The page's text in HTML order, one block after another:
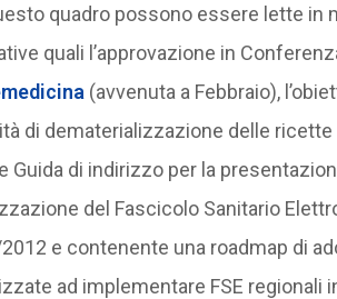
quadro possono essere lette in
quali l’approvazione in
(avvenuta a Febbraio),
di dematerializzazione delle
Guida di indirizzo per la
del Fascicolo Sanitario
e contenente una roadmap di
ad implementare FSE regionali